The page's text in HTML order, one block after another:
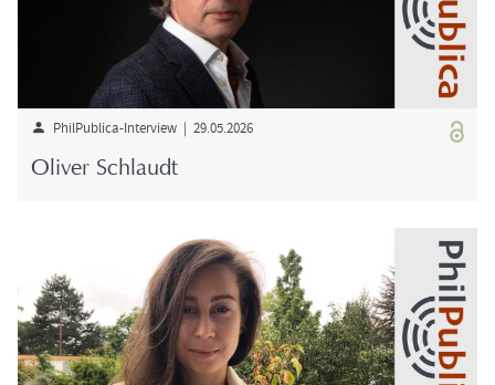
PhilPublica-​Interview | 29.05.2026
Oli­ver Schlaudt